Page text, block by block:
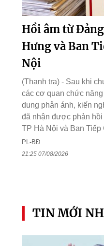
Hồi âm từ
Hưng và Ban
Nội
(Thanh tra) - Sau khi
các cơ quan chức
dung phản ánh, kiến
đã nhận được phản
TP Hà Nội và Ban
PL-BĐ
21:25 07/08/2026
TIN MỚI